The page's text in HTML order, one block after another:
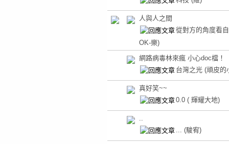
人與人之間
從對方的角度看
OK-樂)
網路病毒林來瘋 小心doc檔！
台灣之光 (頑皮的
真好笑~~
0.0 ( 輝耀大地)
..
(駿宥)